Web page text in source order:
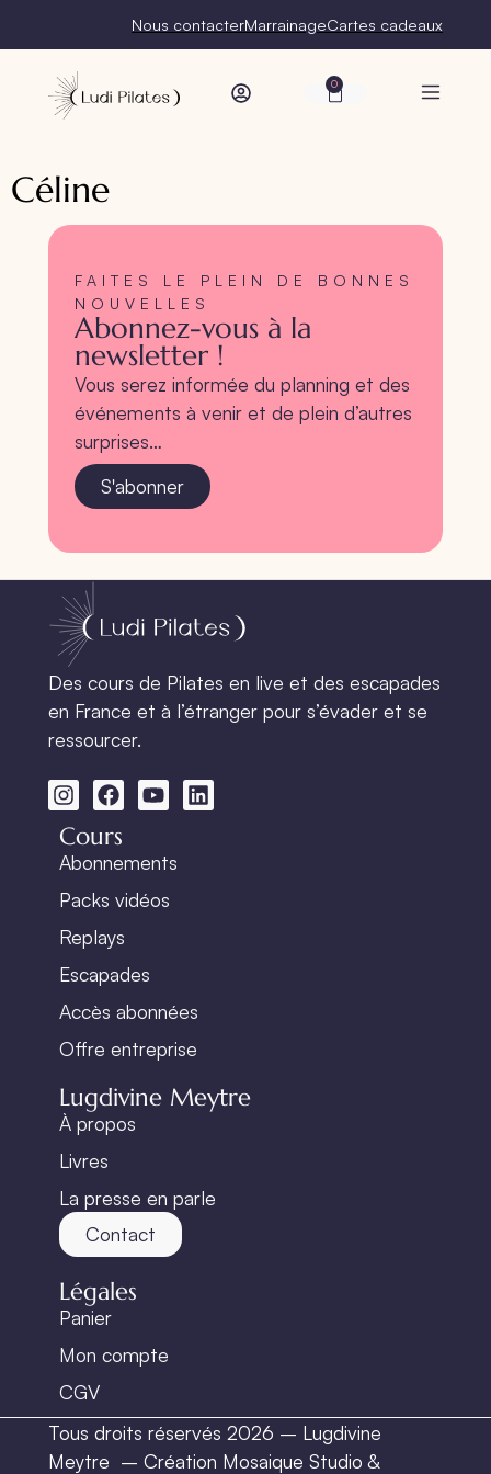
Nous contacterMarrainageCartes cadeaux
0
Céline
FAITES LE PLEIN DE BONNES
NOUVELLES
Abonnez-vous à la
newsletter !
Vous serez informée du planning et des
événements à venir et de plein d’autres
surprises…
S'abonner
Des cours de Pilates en live et des escapades
en France et à l’étranger pour s’évader et se
ressourcer.
Cours
Abonnements
Packs vidéos
Replays
Escapades
Accès abonnées
Offre entreprise
Lugdivine Meytre
À propos
Livres
La presse en parle
Contact
Légales
Panier
Mon compte
CGV
Tous droits réservés 2026 – Lugdivine
Meytre – Création Mosaique Studio &